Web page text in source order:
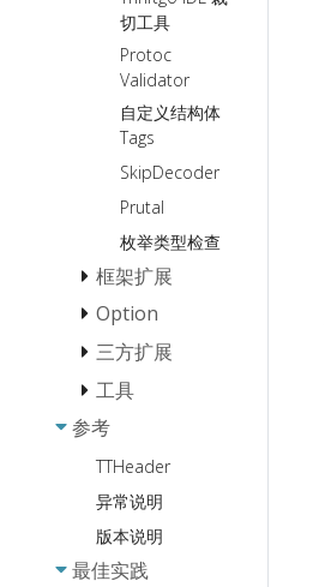
编程常见问
题 QA
请求成本度量
单 Server 多
Service
单 Server 多
Service
多 Service
生成
Goroutine-
Local-Storage
功能使用
指南
切工具
Protoc
Validator
自定义结构体
Tags
SkipDecoder
Prutal
枚举类型检查
框架扩展
Middleware 扩
展
服务注册扩展
负载均衡扩展
监控扩展
编解码 (协议) 扩
展
Option
Client Option
Server Option
三方扩展
服务发现
Consul
Eureka
Nacos
Polaris
Etcd
Apollo
Nacos
File
可观测性
工具
请求的 CLI 工具
参考
TTHeader
异常说明
版本说明
最佳实践